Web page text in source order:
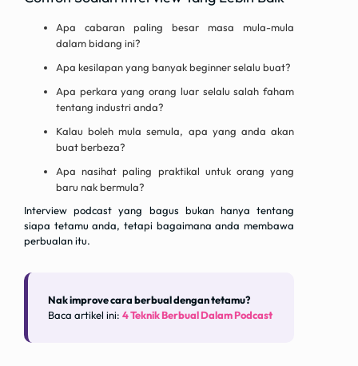
Apa cabaran paling besar masa mula-mula
dalam bidang ini?
Apa kesilapan yang banyak beginner selalu buat?
Apa perkara yang orang luar selalu salah faham
tentang industri anda?
Kalau boleh mula semula, apa yang anda akan
buat berbeza?
Apa nasihat paling praktikal untuk orang yang
baru nak bermula?
Interview podcast yang bagus bukan hanya tentang
siapa tetamu anda, tetapi bagaimana anda membawa
perbualan itu.
Nak improve cara berbual dengan tetamu?
Baca artikel ini: 4 Teknik Berbual Dalam Podcast